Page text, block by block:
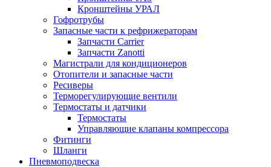
Кронштейны УРАЛ
Гофротрубы
Запасные части к рефрижераторам
Запчасти Carrier
Запчасти Zanotti
Магистрали для кондиционеров
Отопители и запасные части
Ресиверы
Терморегулирующие вентили
Термостаты и датчики
Термостаты
Управляющие клапаны компрессора
Фитинги
Шланги
Пневмоподвеска